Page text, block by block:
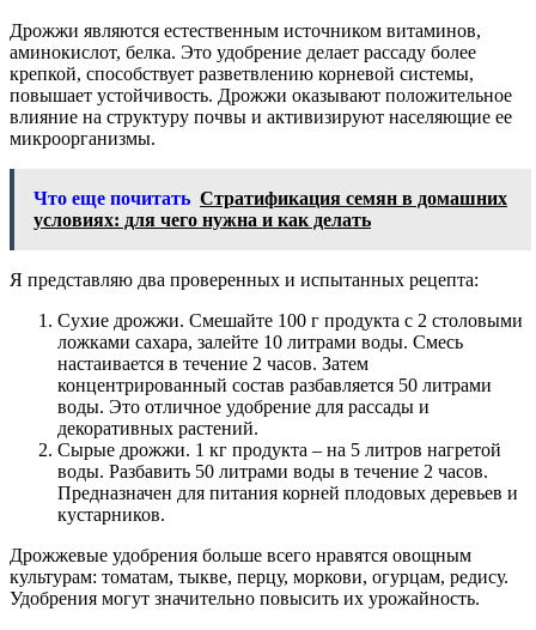
Дрожжи являются естественным источником витаминов,
аминокислот, белка. Это удобрение делает рассаду более
крепкой, способствует разветвлению корневой системы,
повышает устойчивость. Дрожжи оказывают положительное
влияние на структуру почвы и активизируют населяющие ее
микроорганизмы.
Что еще почитать Стратификация семян в домашних
условиях: для чего нужна и как делать
Я представляю два проверенных и испытанных рецепта:
Сухие дрожжи. Смешайте 100 г продукта с 2 столовыми
ложками сахара, залейте 10 литрами воды. Смесь
настаивается в течение 2 часов. Затем
концентрированный состав разбавляется 50 литрами
воды. Это отличное удобрение для рассады и
декоративных растений.
Сырые дрожжи. 1 кг продукта – на 5 литров нагретой
воды. Разбавить 50 литрами воды в течение 2 часов.
Предназначен для питания корней плодовых деревьев и
кустарников.
Дрожжевые удобрения больше всего нравятся овощным
культурам: томатам, тыкве, перцу, моркови, огурцам, редису.
Удобрения могут значительно повысить их урожайность.